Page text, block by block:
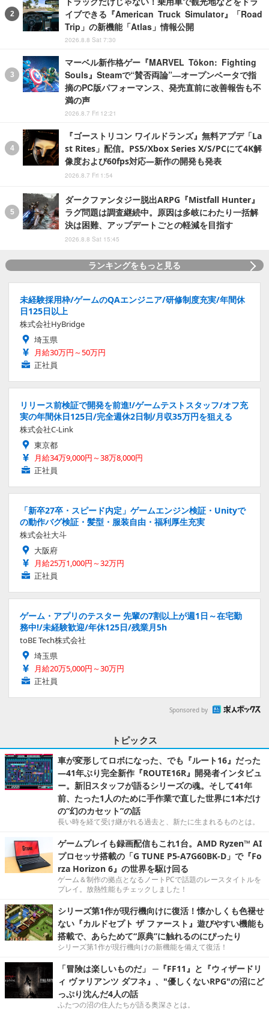
イブできる『American Truck Simulator』「Road
Trip」の新機能「Atlas」情報公開
2026.8.8 Sat 7:30
マーベル新作格ゲー『MARVEL Tōkon: Fighting
Souls』Steamで“賛否両論”―オープンベータで指
摘のPC版パフォーマンス、発売直前に改善報告も不
満の声
2026.8.7 Fri 12:21
『ゴーストリコン ワイルドランズ』無料アプデ「La
st Rites」配信。PS5/Xbox Series X/S/PCにて4K解
像度および60fps対応―新作の開発も発表
2026.8.7 Fri 1:54
ダークファンタジー脱出ARPG『Mistfall Hunter』
ラグ問題は調査継続中。原因は多岐にわたり一括解
決は困難、アップデートごとの軽減を目指す
2026.8.8 Sat 15:45
ランキングをもっと見る
未経験採用枠/ゲームのQAエンジニア/研修制度充実/年間休
日125日以上
株式会社HyBridge
埼玉県
月給30万円～50万円
正社員
リリース前検証で開発を前進!/ゲームテストスタッフ/オフ充
実の年間休日125日/完全週休2日制/月収35万円を狙える
株式会社C-Link
東京都
月給34万9,000円～38万8,000円
正社員
「新卒27卒・スピード内定」ゲームエンジン検証・Unityで
の動作バグ検証・髪型・服装自由・福利厚生充実
株式会社大斗
大阪府
月給25万1,000円～32万円
正社員
ゲーム・アプリのテスター 先輩の7割以上が週1日～在宅勤
務中!/未経験歓迎/年休125日/残業月5h
toBE Tech株式会社
埼玉県
月給20万5,000円～30万円
正社員
Sponsored by
トピックス
車が変形してロボになった、でも『ルート16』だった
―41年ぶり完全新作『ROUTE16R』開発者インタビュ
ー。新旧スタッフが語るシリーズの魂。そして41年
前、たった1人のために手作業で直した世界に1本だけ
の“幻のカセット”の話
長い時を経て受け継がれる過去と、新たに生まれるものとは。
ゲームプレイも録画配信もこれ1台。AMD Ryzen™ AI
プロセッサ搭載の「G TUNE P5-A7G60BK-D」で『Fo
rza Horizon 6』の世界を駆け回る
ゲーム＆制作の拠点となるノートPCで話題のレースタイトルを
プレイ。放熱性能もチェックしました！
シリーズ第1作が現行機向けに復活！懐かしくも色褪せ
ない『カルドセプト ザ ファースト』遊びやすい機能も
搭載で、あらためて“原典”に触れるのにぴったり
シリーズ第1作が現行機向けの新機能を備えて復活！
「冒険は楽しいものだ」 ─『FF11』と『ウィザードリ
ィ ヴァリアンツ ダフネ』、"優しくないRPG"の沼にど
っぷり沈んだ4人の話
ふたつの沼の住人たちが語る奥深さとは。